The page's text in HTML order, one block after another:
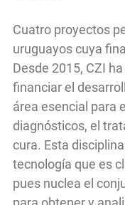
Cuatro proyectos
uruguayos cuya
Desde 2015, CZI
financiar el
área esencial para
diagnósticos, el
cura. Esta
tecnología que es
pues nuclea el